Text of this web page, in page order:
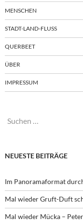
MENSCHEN
STADT-LAND-FLUSS
QUERBEET
ÜBER
IMPRESSUM
Suchen
NEUESTE BEITRÄGE
Im Panoramaformat
Mal wieder Gruft-Duft
Mal wieder Mücka –